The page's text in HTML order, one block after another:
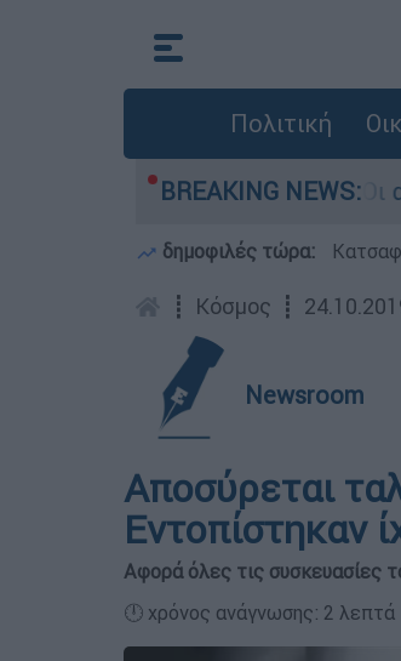
Πολιτική
BREAKING NEWS:
στην Κυψέλη: Οι
δημοφιλές τώρα:
┋ Κόσμος ┋
Newsroom
Αποσύρεται
Εντοπίστηκαν
Αφορά όλες τις συσκευασίες
🕛 χρόνος ανάγνωσης: 2